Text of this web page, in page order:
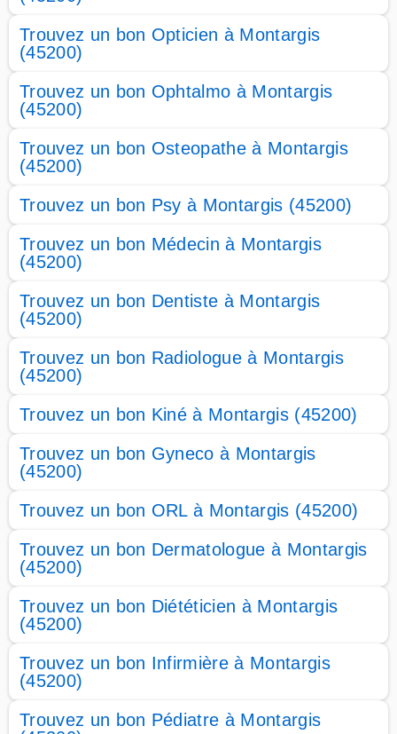
Trouvez un bon Opticien à Montargis
(45200)
Trouvez un bon Ophtalmo à Montargis
(45200)
Trouvez un bon Osteopathe à Montargis
(45200)
Trouvez un bon Psy à Montargis (45200)
Trouvez un bon Médecin à Montargis
(45200)
Trouvez un bon Dentiste à Montargis
(45200)
Trouvez un bon Radiologue à Montargis
(45200)
Trouvez un bon Kiné à Montargis (45200)
Trouvez un bon Gyneco à Montargis
(45200)
Trouvez un bon ORL à Montargis (45200)
Trouvez un bon Dermatologue à Montargis
(45200)
Trouvez un bon Diététicien à Montargis
(45200)
Trouvez un bon Infirmière à Montargis
(45200)
Trouvez un bon Pédiatre à Montargis